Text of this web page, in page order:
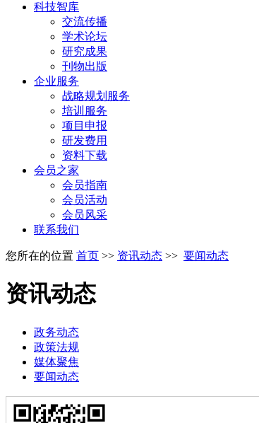
科技智库
交流传播
学术论坛
研究成果
刊物出版
企业服务
战略规划服务
培训服务
项目申报
研发费用
资料下载
会员之家
会员指南
会员活动
会员风采
联系我们
您所在的位置 首页 >> 资讯动态 >> 要闻动态
资讯动态
政务动态
政策法规
媒体聚焦
要闻动态